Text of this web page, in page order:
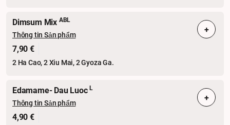
Dimsum Mix ABL
Thông tin Sản phẩm
7,90 €
2 Ha Cao, 2 Xiu Mai, 2 Gyoza Ga.
+
Edamame- Dau LuocL
Thông tin Sản phẩm
4,90 €
+